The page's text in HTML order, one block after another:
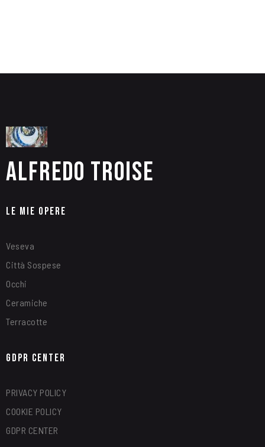
Alfredo Troise
Le Mie Opere
Veseva
Città Sospese
Occhi
Ceramiche
Terracotte
GDPR Center
PRIVACY POLICY
COOKIE POLICY
GDPR CENTER